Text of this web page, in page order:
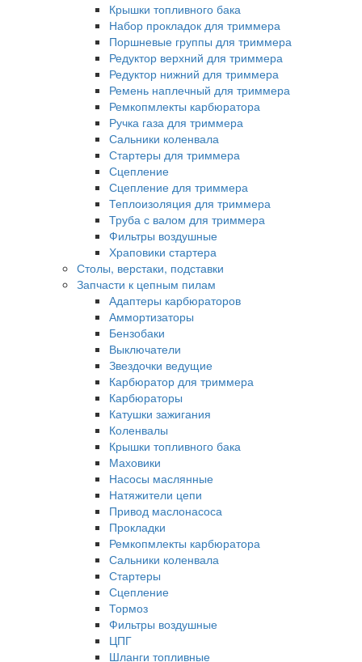
Крышки топливного бака
Набор прокладок для триммера
Поршневые группы для триммера
Редуктор верхний для триммера
Редуктор нижний для триммера
Ремень наплечный для триммера
Ремкопмлекты карбюратора
Ручка газа для триммера
Сальники коленвала
Стартеры для триммера
Сцепление
Сцепление для триммера
Теплоизоляция для триммера
Труба с валом для триммера
Фильтры воздушные
Храповики стартера
Столы, верстаки, подставки
Запчасти к цепным пилам
Адаптеры карбюраторов
Аммортизаторы
Бензобаки
Выключатели
Звездочки ведущие
Карбюратор для триммера
Карбюраторы
Катушки зажигания
Коленвалы
Крышки топливного бака
Маховики
Насосы маслянные
Натяжители цепи
Привод маслонасоса
Прокладки
Ремкопмлекты карбюратора
Сальники коленвала
Стартеры
Сцепление
Тормоз
Фильтры воздушные
ЦПГ
Шланги топливные